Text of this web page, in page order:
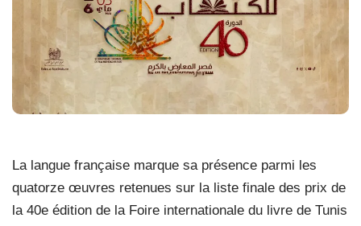
La langue française marque sa présence parmi les
quatorze œuvres retenues sur la liste finale des prix de
la 40e édition de la Foire internationale du livre de Tunis